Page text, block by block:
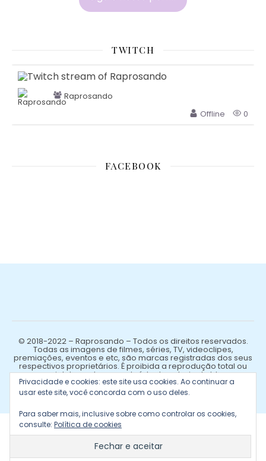
TWITCH
Raprosando
Offline
0
FACEBOOK
© 2018-2022 – Raprosando – Todos os direitos reservados.
Todas as imagens de filmes, séries, TV, videoclipes,
premiações, eventos e etc, são marcas registradas dos seus
respectivos proprietários. É proibida a reprodução total ou
parcial de qualquer conteúdo de autoria do blog.
Privacidade e cookies: este site usa cookies. Ao continuar a
usar este site, você concorda com o uso deles.
Para saber mais, inclusive sobre como controlar os cookies,
consulte: Política de cookies